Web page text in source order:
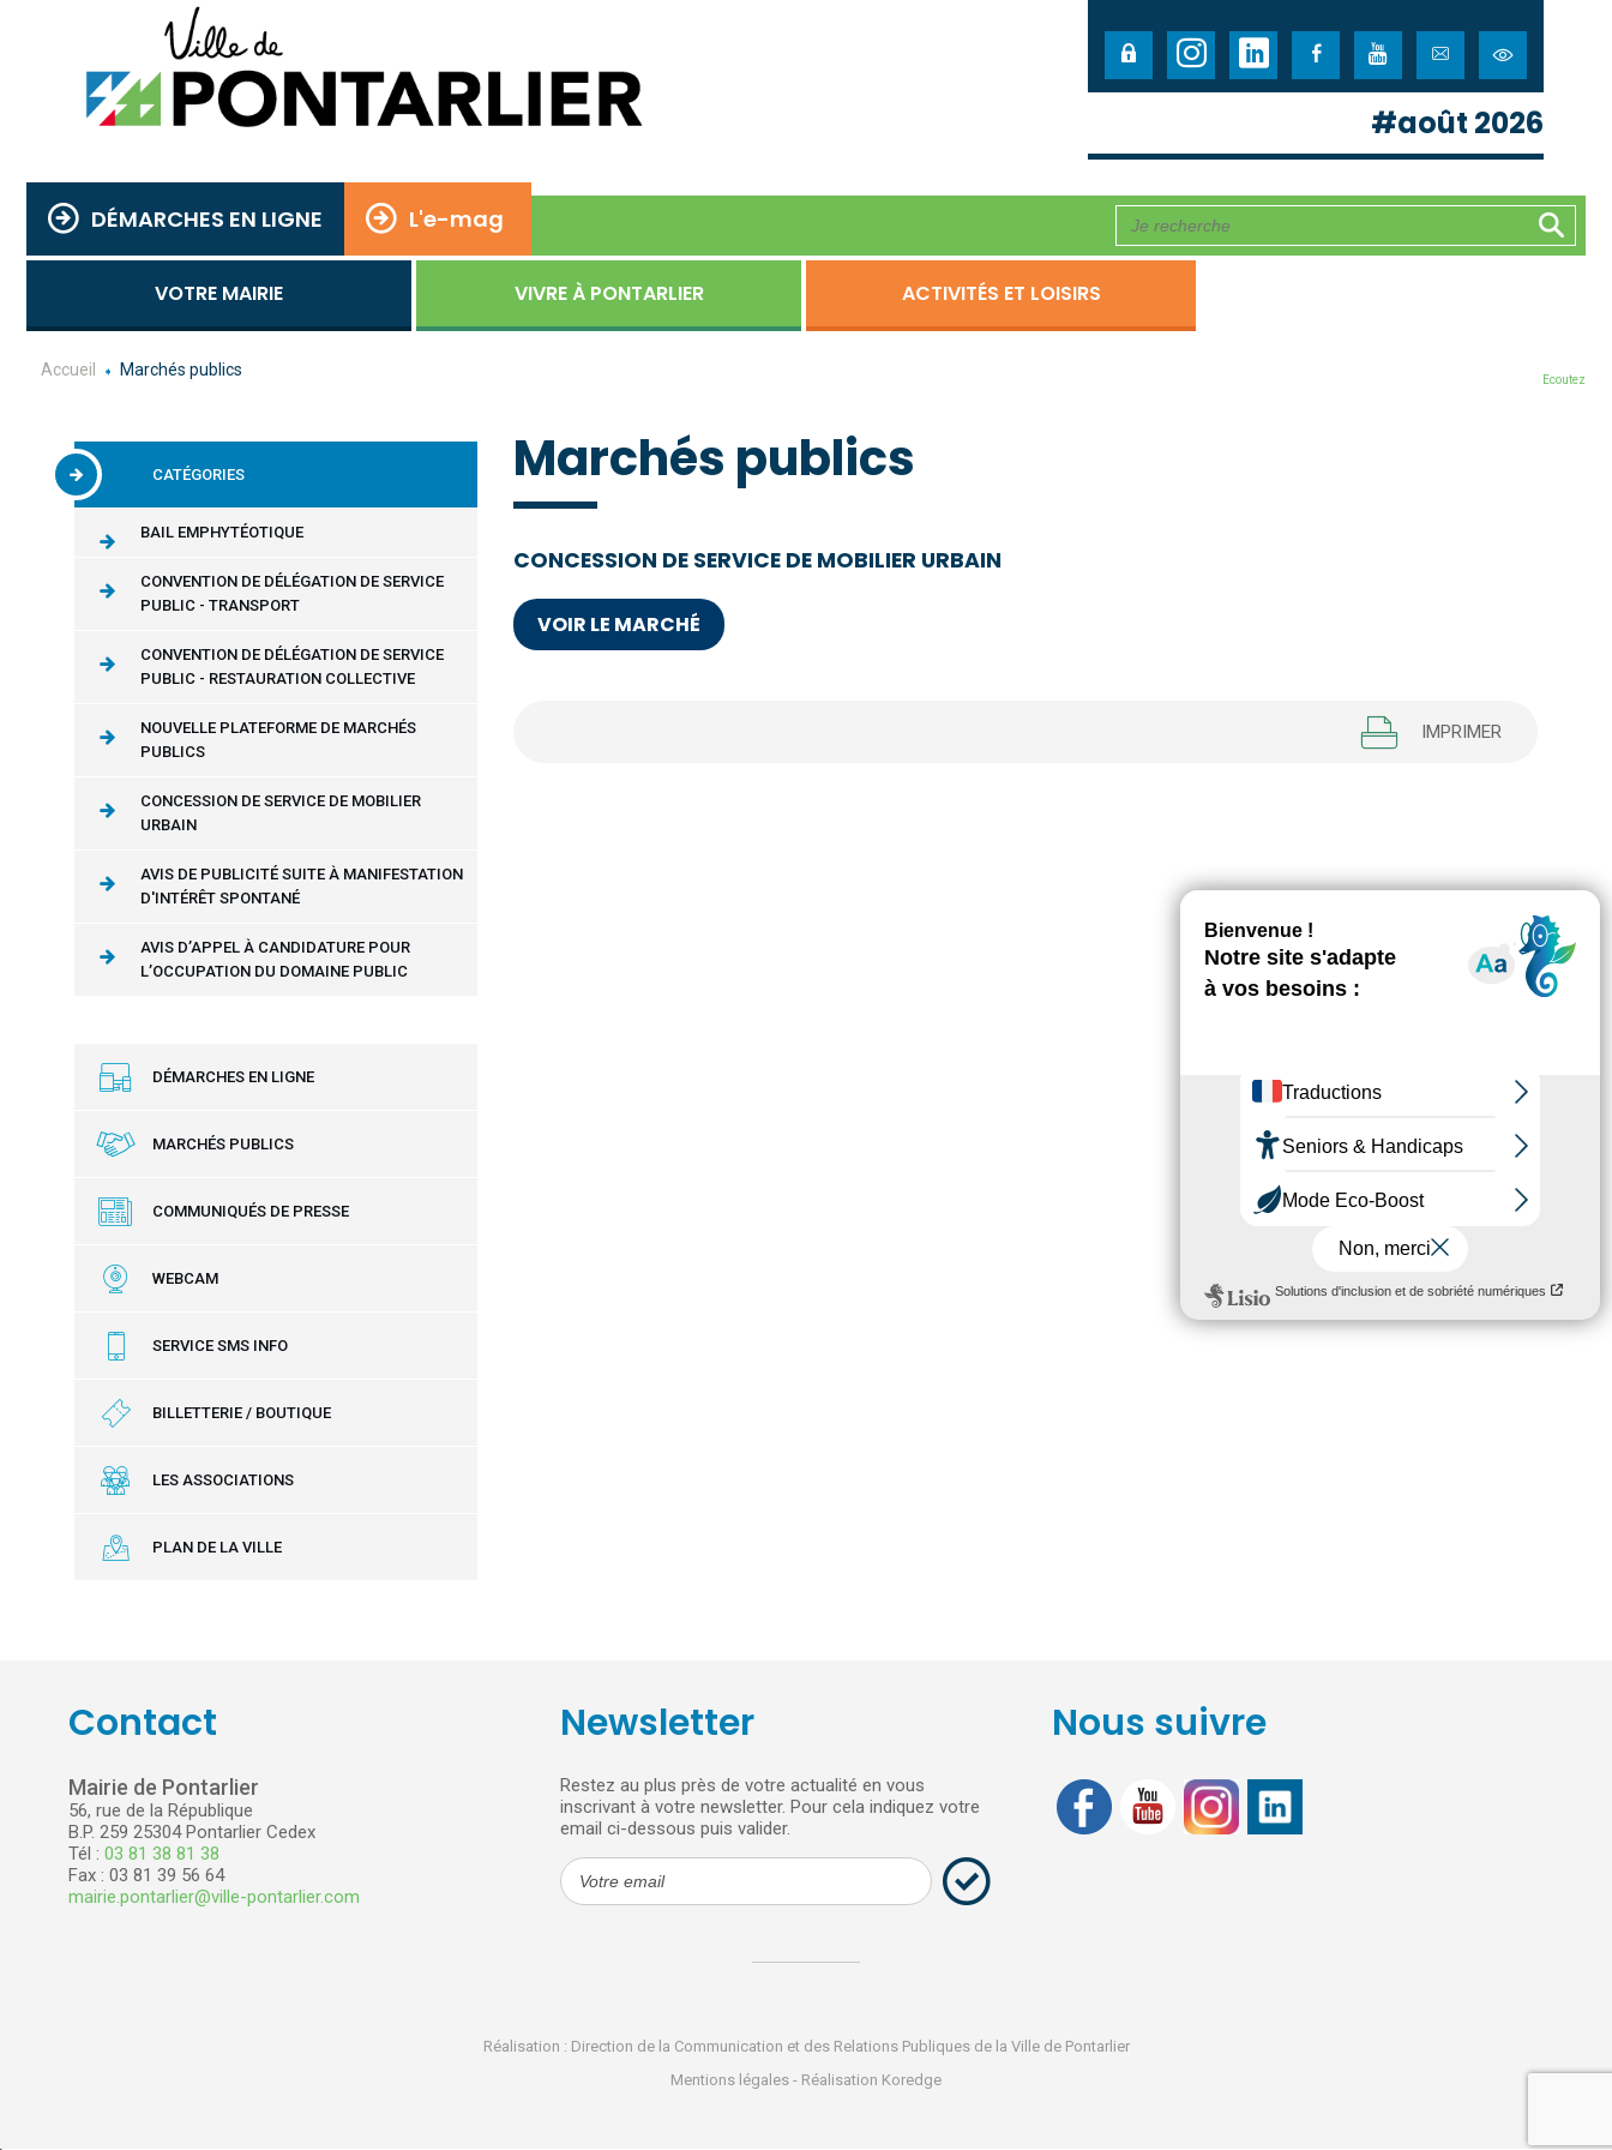
#août 2026
DÉMARCHES EN LIGNE L'e-mag
VOTRE MAIRIE VIVRE À PONTARLIER ACTIVITÉS ET LOISIRS
Accueil Marchés publics
Ecoutez
CATÉGORIES
BAIL EMPHYTÉOTIQUE
CONVENTION DE DÉLÉGATION DE SERVICE
PUBLIC - TRANSPORT
CONVENTION DE DÉLÉGATION DE SERVICE
PUBLIC - RESTAURATION COLLECTIVE
NOUVELLE PLATEFORME DE MARCHÉS
PUBLICS
CONCESSION DE SERVICE DE MOBILIER
URBAIN
AVIS DE PUBLICITÉ SUITE À MANIFESTATION
D'INTÉRÊT SPONTANÉ
AVIS D’APPEL À CANDIDATURE POUR
L’OCCUPATION DU DOMAINE PUBLIC
DÉMARCHES EN LIGNE
MARCHÉS PUBLICS
COMMUNIQUÉS DE PRESSE
WEBCAM
SERVICE SMS INFO
BILLETTERIE / BOUTIQUE
LES ASSOCIATIONS
PLAN DE LA VILLE
Marchés publics
CONCESSION DE SERVICE DE MOBILIER URBAIN
VOIR LE MARCHÉ
IMPRIMER
Contact
Mairie de Pontarlier
56, rue de la République
B.P. 259 25304 Pontarlier Cedex
Tél : 03 81 38 81 38
Fax : 03 81 39 56 64
mairie.pontarlier@ville-pontarlier.com
Newsletter
Restez au plus près de votre actualité en vous
inscrivant à votre newsletter. Pour cela indiquez votre
email ci-dessous puis valider.
Nous suivre
Réalisation : Direction de la Communication et des Relations Publiques de la Ville de Pontarlier
Mentions légales - Réalisation Koredge